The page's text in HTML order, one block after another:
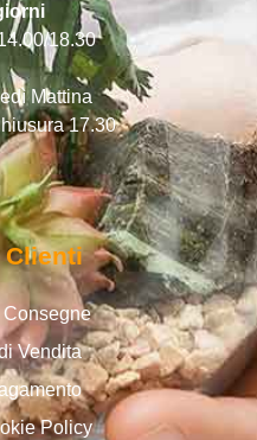
18.30
Mattina
17.30
Clienti
Vendita
Policy